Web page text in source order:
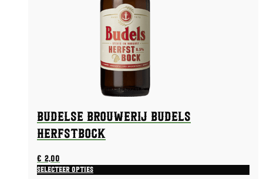
Budelse Brouwerij Budels
Herfstbock
€ 2,00
Selecteer opties